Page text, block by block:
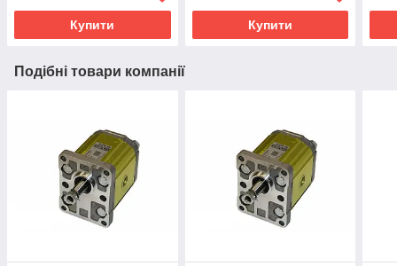
Купити Купити
Подібні товари компанії